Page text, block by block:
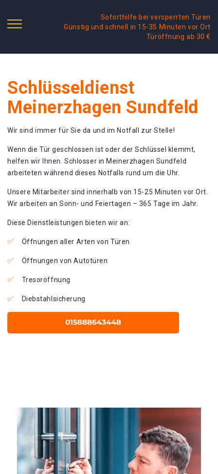
Soforthilfe bei versperrten Türen
Günstig und schnell in 15-35 Minuten vor Ort
Türöffnung ab 30 €
Schlüsseldienst
Meinerzhagen Sundfeld
Wir sind immer für Sie da und im Notfall zur Stelle!
Wenn die Tür geschlossen ist oder der Schlüssel klemmt,
helfen wir Ihnen. Schlosser in Meinerzhagen Sundfeld
arbeiteten während dieses Notfalls rund um die Uhr.
Unsere Mitarbeiter sind innerhalb von 15-25 Minuten vor Ort.
Wir arbeiten an Sonn- und Feiertagen – 365 Tage im Jahr.
Diese Dienstleistungen bieten wir an:
Öffnungen aller Arten von Türen
Öffnungen von Autotüren
Tresoröffnung
Diebstahlsicherung